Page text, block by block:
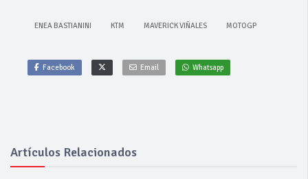
ENEA BASTIANINI KTM MAVERICK VIÑALES MOTOGP
Facebook Email Whatsapp
Artículos Relacionados